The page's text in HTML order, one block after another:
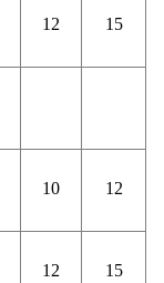
12 15
10 12
12 15